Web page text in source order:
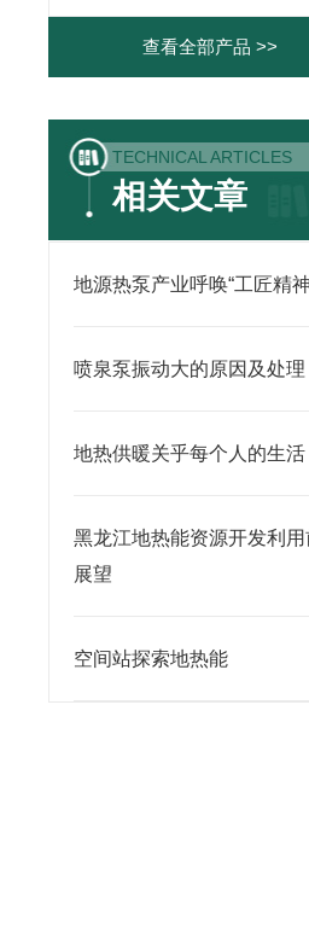
查看全部产品 >>
TECHNICAL ARTICLES
相关文章
地源热泵产业呼唤“工匠精
喷泉泵振动大的原因及处理
地热供暖关乎每个人的生活
黑龙江地热能资源开发利
展望
空间站探索地热能